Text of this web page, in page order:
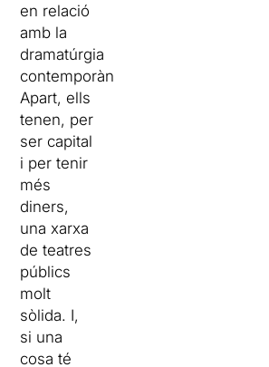
en relació
amb la
dramatúrgia
contemporània.
Apart, ells
tenen, per
ser capital
i per tenir
més
diners,
una xarxa
de teatres
públics
molt
sòlida. I,
si una
cosa té